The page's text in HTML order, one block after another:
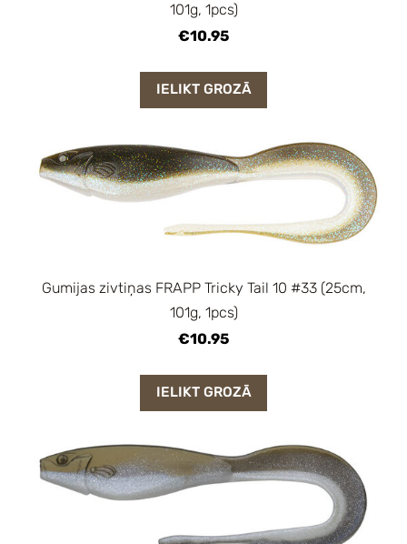
101g, 1pcs)
€10.95
IELIKT GROZĀ
Gumijas zivtiņas FRAPP Tricky Tail 10 #33 (25cm,
101g, 1pcs)
€10.95
IELIKT GROZĀ